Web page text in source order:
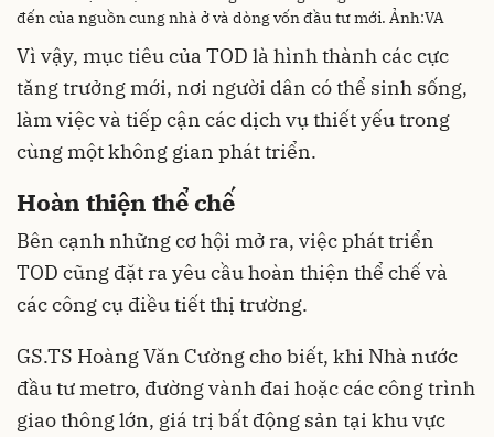
đến của nguồn cung nhà ở và dòng vốn đầu tư mới. Ảnh:VA
Vì vậy, mục tiêu của TOD là hình thành các cực
tăng trưởng mới, nơi người dân có thể sinh sống,
làm việc và tiếp cận các dịch vụ thiết yếu trong
cùng một không gian phát triển.
Hoàn thiện thể chế
Bên cạnh những cơ hội mở ra, việc phát triển
TOD cũng đặt ra yêu cầu hoàn thiện thể chế và
các công cụ điều tiết thị trường.
GS.TS Hoàng Văn Cường cho biết, khi Nhà nước
đầu tư metro, đường vành đai hoặc các công trình
giao thông lớn, giá trị bất động sản tại khu vực